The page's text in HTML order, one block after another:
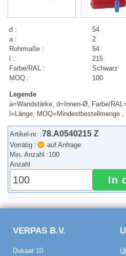
d :
54
a :
2
Rohrmaße :
54
l :
215
Farbe/RAL :
Schwarz
MOQ :
100
Legende
a=Wandstärke, d=Innen-Ø, Farbe/
l=Länge, MOQ=Mindestbestellmenge
Artikel-nr. :78.A0540215 Z
Vorrätig :
auf Anfrage
Min. Anzahl :100
Anzahl
In
VERPAS B.V.
Dukaat 10